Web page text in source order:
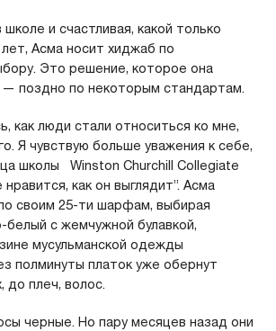
и счастливая, какой только
Асма носит хиджаб по
Это решение, которое она
— поздно по некоторым стандартам.
как люди стали относиться ко мне,
Я чувствую больше уважения к себе,
школы Winston Churchill Collegiate
как он выглядит”. Асма
своим 25-ти шарфам, выбирая
белый с жемчужной булавкой,
мусульманской одежды
полминуты платок уже обернут
до плеч, волос.
черные. Но пару месяцев назад они